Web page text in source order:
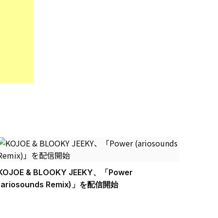
& BLOOKY JEEKY、「Power
Remix)」を配信開始